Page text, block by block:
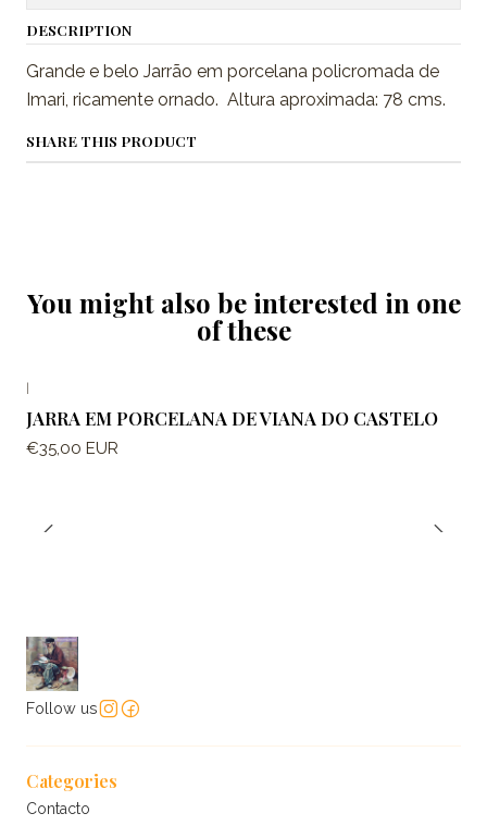
DESCRIPTION
Grande e belo Jarrão em porcelana policromada de
Imari, ricamente ornado. Altura aproximada: 78 cms.
SHARE THIS PRODUCT
You might also be interested in one
of these
|
JARRA EM PORCELANA DE VIANA DO CASTELO
€35,00 EUR
Follow us
Categories
Contacto